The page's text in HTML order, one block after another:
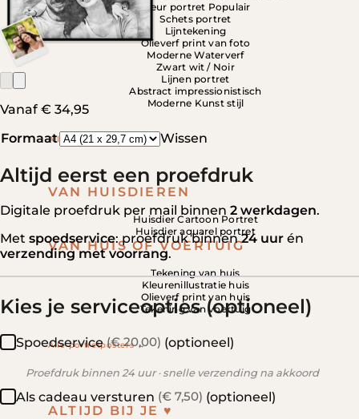
Kleur portret
Schets portret
Lijntekening
Olieverf print van foto
Moderne Waterverf
Zwart wit / Noir
Lijnen portret
Abstract impressionistisch
Moderne Kunst stijl
Alle portretposters →
VAN HUISDIEREN
Huisdier Cartoon Portret
Huisdier aquarel portret
VAN HUIS OF VOERTUIG
Tekening van huis
Kleurenillustratie huis
Olieverf print van huis
Tekening van voertuig
Alle portretposters →
ALTIJD BIJ JE ♥
Vanaf € 34,95
Formaat
Wissen
Altijd eerst een proefdruk
Digitale proefdruk per mail binnen 2 werkdagen.
Met spoedservice: proefdruk binnen24 uur én
verzending met voorrang.
Kies je serviceopties (optioneel)
Spoedservice (€ 20,00) (optioneel)
Proefdruk binnen 24 uur · snelle verzending na akkoord
Als cadeau versturen (€ 7,50) (optioneel)